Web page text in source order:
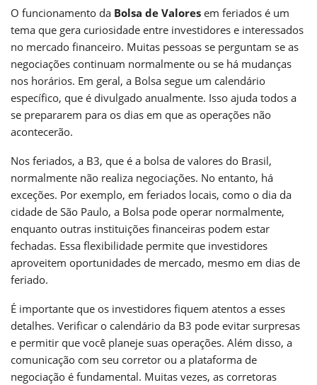
O funcionamento da Bolsa de Valores em feriados é um
tema que gera curiosidade entre investidores e interessados
no mercado financeiro. Muitas pessoas se perguntam se as
negociações continuam normalmente ou se há mudanças
nos horários. Em geral, a Bolsa segue um calendário
específico, que é divulgado anualmente. Isso ajuda todos a
se prepararem para os dias em que as operações não
acontecerão.
Nos feriados, a B3, que é a bolsa de valores do Brasil,
normalmente não realiza negociações. No entanto, há
exceções. Por exemplo, em feriados locais, como o dia da
cidade de São Paulo, a Bolsa pode operar normalmente,
enquanto outras instituições financeiras podem estar
fechadas. Essa flexibilidade permite que investidores
aproveitem oportunidades de mercado, mesmo em dias de
feriado.
É importante que os investidores fiquem atentos a esses
detalhes. Verificar o calendário da B3 pode evitar surpresas
e permitir que você planeje suas operações. Além disso, a
comunicação com seu corretor ou a plataforma de
negociação é fundamental. Muitas vezes, as corretoras